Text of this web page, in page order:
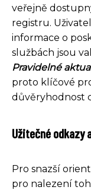
veřejně
registru.
informace o
službách jsou
Pravidelné
proto klíčové
důvěryhodnost
Užitečné odkazy
Pro snazší
pro nalezení